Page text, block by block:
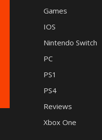
Games
IOS
Nintendo Switch
PC
PS1
PS4
Reviews
Xbox One